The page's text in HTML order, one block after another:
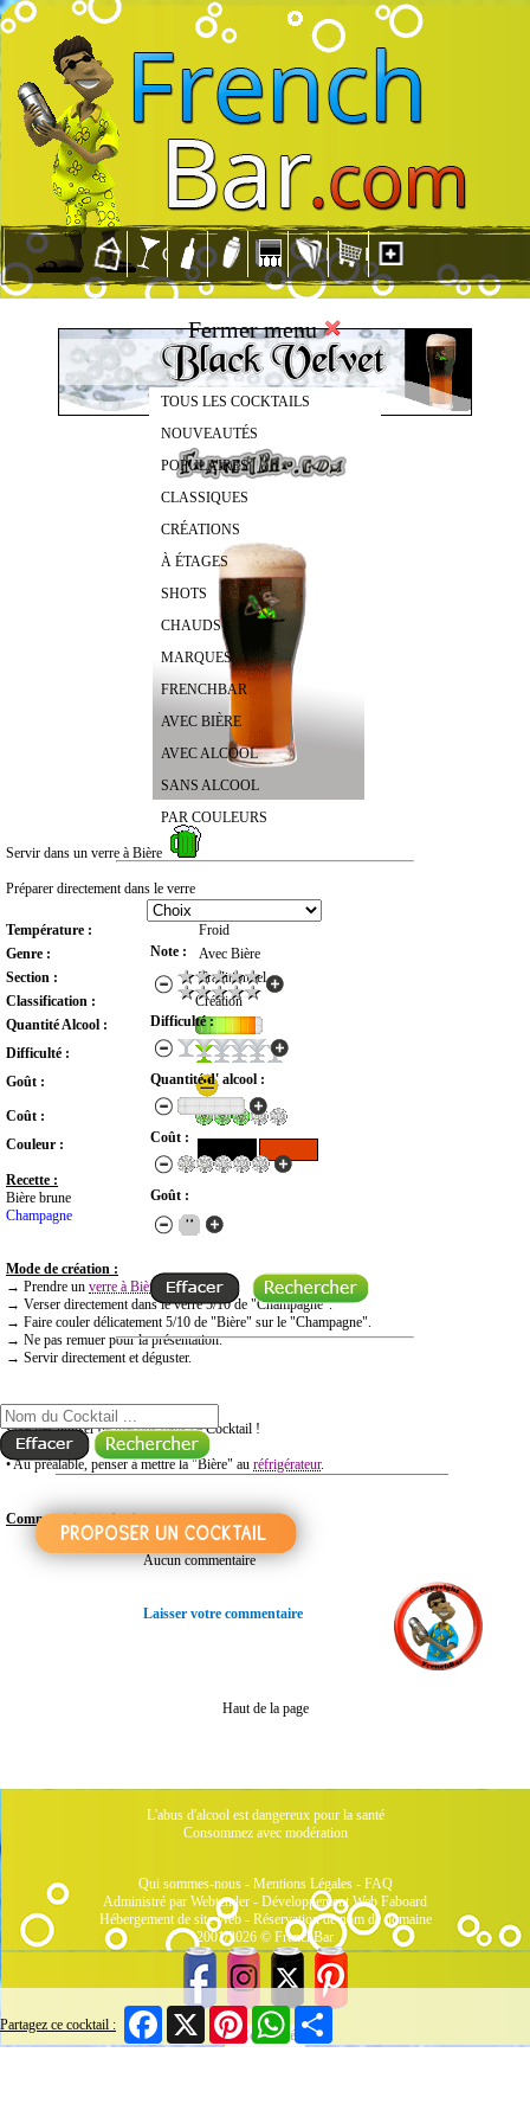
Partagez ce cocktail :
FacebookX Pinterest WhatsApp
Fermer menu
TOUS LES COCKTAILS
NOUVEAUTÉS
POPULAIRES
CLASSIQUES
CRÉATIONS
À ÉTAGES
SHOTS
CHAUDS
MARQUES
FRENCHBAR
AVEC BIÈRE
AVEC ALCOOL
SANS ALCOOL
PAR COULEURS
Note :
Difficulté :
Quantité d' alcool :
Coût :
Goût :
RECHERCHE COCKTAIL PAR NOM
Servir dans un verre à Bière
Préparer directement dans le verre
Température :
Froid
Genre :
Avec Bière
Section :
Traditionnel
Classification :
Création
Quantité Alcool :
Difficulté :
Goût :
Coût :
Couleur :
Recette :
Bière brune
Champagne
Mode de création :
→ Prendre un verre à Bière
→ Verser directement dans le verre5/10 de "Champagne".
→ Faire couler délicatement5/10 de "Bière" sur le "Champagne".
→ Ne pas remuer pour la présentation.
→ Servir directement et déguster.
Informations :
• Ne pas utiliser de glaçons dans ce Cocktail !
• Au préalable, penser à mettre la "Bière" au réfrigérateur.
Commentaire(s) des internautes :
Aucun commentaire
Laisser votre commentaire
Haut de la page
L'abus d'alcool est dangereux pour la santé
Consommez avec modération
Qui sommes-nous- Mentions Légales- FAQ
Administré par Webtender - Développement Web Faboard
Hébergement de site Web- Réservation de nom de domaine
2001/2026 © FrenchBar
7 Connectés